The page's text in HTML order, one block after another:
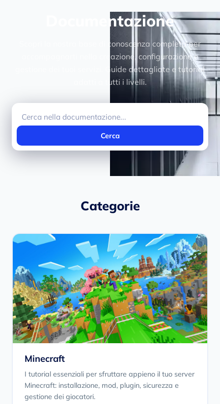
Documentazione
Scopri la nostra base di conoscenza completa per
accompagnarti nella creazione, configurazione e
gestione dei tuoi servizi. Guide dettagliate e tutorial
adatti a tutti i livelli.
Cerca
Categorie
Minecraft
I tutorial essenziali per sfruttare appieno il tuo server
Minecraft: installazione, mod, plugin, sicurezza e
gestione dei giocatori.